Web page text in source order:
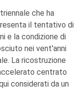
che ha
il tentativo di
e la condizione di
nei vent'anni
La ricostruzione
centrato
considerati da un